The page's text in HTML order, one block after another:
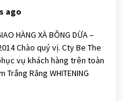
ago
HÀNG XÀ BÔNG DỪA –
Chào quý vị. Cty Be The
vụ khách hàng trên toàn
Răng WHITENING